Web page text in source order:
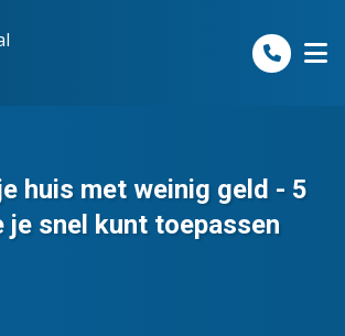
huis met weinig geld - 5
je snel kunt toepassen